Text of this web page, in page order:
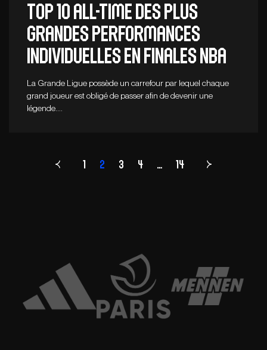
Top 10 all-time des plus
grandes performances
individuelles en Finales NBA
La Grande Ligue possède un carrefour par lequel chaque
grand joueur est obligé de passer afin de devenir une
légende.…
Page
1 2 3 4 … 14